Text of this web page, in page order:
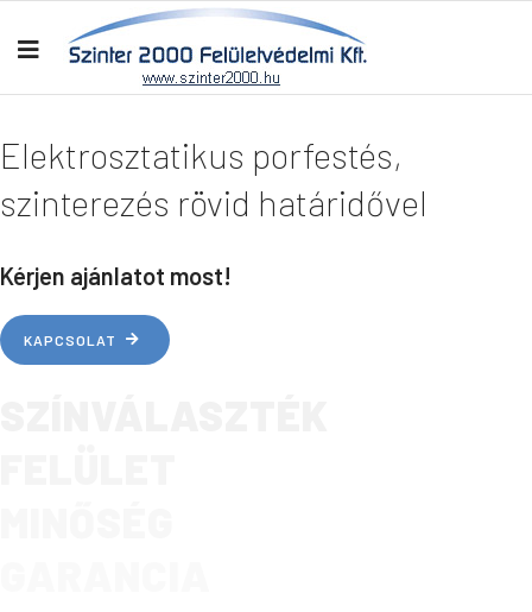
Elektrosztatikus porfestés,
szinterezés rövid határidővel
Kérjen ajánlatot most!
KAPCSOLAT